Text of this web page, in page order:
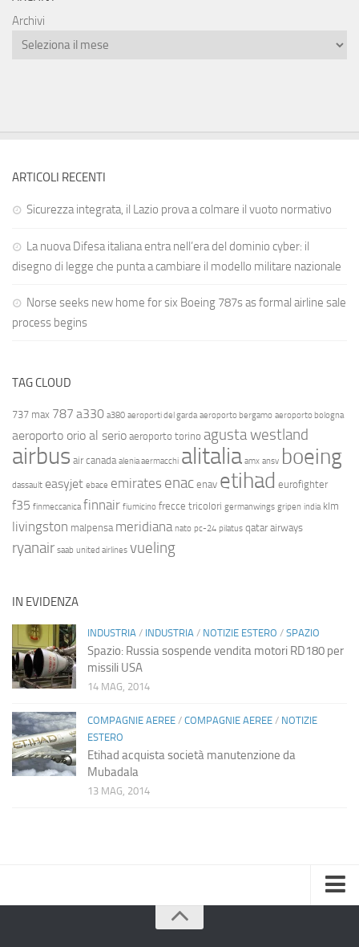
Archivi
ARTICOLI RECENTI
Sicurezza integrata, il Lazio prova a colmare il vuoto normativo
La nuova Difesa italiana entra nell’era del dominio cyber: il
disegno di legge che punta a cambiare il modello militare nazionale
Norse seeks new home for six Boeing 787s as formal airline sale
process begins
TAG CLOUD
737 max 787 a330 a380 aeroporti del garda aeroporto bergamo aeroporto bologna
aeroporto orio al serio aeroporto torino agusta westland
airbus air canada alenia aermacchi alitalia amx ansv boeing
dassault easyjet ebace emirates enac enav etihad eurofighter
f35 finmeccanica finnair fiumicino frecce tricolori germanwings gripen india klm
livingston malpensa meridiana nato pc-24 pilatus qatar airways
ryanair saab united airlines vueling
IN EVIDENZA
INDUSTRIA / INDUSTRIA / NOTIZIE ESTERO / SPAZIO
Spazio: Russia sospende vendita motori RD180 per
missili USA
14 MAG, 2014
COMPAGNIE AEREE / COMPAGNIE AEREE / NOTIZIE
ESTERO
Etihad acquista società manutenzione da
Mubadala
13 MAG, 2014